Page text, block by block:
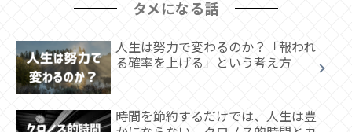
タメになる話
人生は努力で変わるのか？「報われ
る確率を上げる」という考え方
時間を節約するだけでは、人生は豊